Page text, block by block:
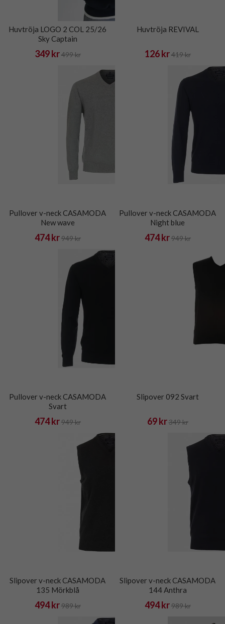
Huvtröja LOGO 2 COL 25/26
Sky Captain
349 kr 499 kr
Huvtröja REVIVAL
126 kr 419 kr
Pullover v-neck CASAMODA
New wave
474 kr 949 kr
Pullover v-neck CASAMODA
Night blue
474 kr 949 kr
Pullover v-neck CASAMODA
Svart
474 kr 949 kr
Slipover 092 Svart
69 kr 349 kr
Slipover v-neck CASAMODA
135 Mörkblå
494 kr 989 kr
Slipover v-neck CASAMODA
144 Anthra
494 kr 989 kr